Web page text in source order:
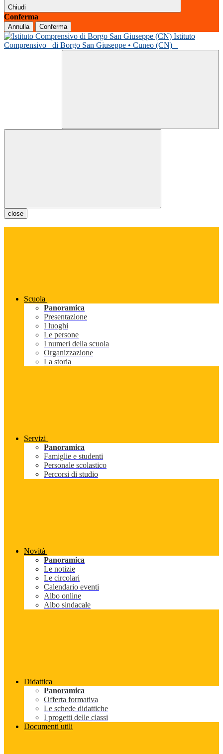
Chiudi
Conferma
Annulla Conferma
Istituto
Comprensivo
di Borgo San Giuseppe • Cuneo (CN)
close
Scuola
Panoramica
Presentazione
I luoghi
Le persone
I numeri della scuola
Organizzazione
La storia
Servizi
Panoramica
Famiglie e studenti
Personale scolastico
Percorsi di studio
Novità
Panoramica
Le notizie
Le circolari
Calendario eventi
Albo online
Albo sindacale
Didattica
Panoramica
Offerta formativa
Le schede didattiche
I progetti delle classi
Documenti utili